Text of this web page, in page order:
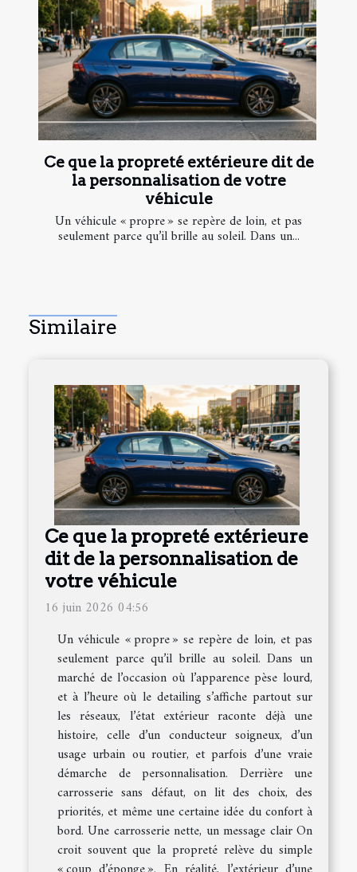
Ce que la propreté extérieure dit de
la personnalisation de votre
véhicule
Un véhicule « propre » se repère de loin, et pas
seulement parce qu’il brille au soleil. Dans un...
Similaire
Ce que la propreté extérieure
dit de la personnalisation de
votre véhicule
16 juin 2026 04:56
Un véhicule « propre » se repère de loin, et pas
seulement parce qu’il brille au soleil. Dans un
marché de l’occasion où l’apparence pèse lourd,
et à l’heure où le detailing s’affiche partout sur
les réseaux, l’état extérieur raconte déjà une
histoire, celle d’un conducteur soigneux, d’un
usage urbain ou routier, et parfois d’une vraie
démarche de personnalisation. Derrière une
carrosserie sans défaut, on lit des choix, des
priorités, et même une certaine idée du confort à
bord. Une carrosserie nette, un message clair On
croit souvent que la propreté relève du simple